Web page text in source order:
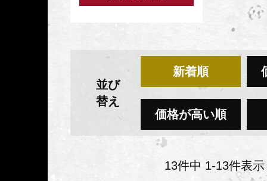
並び
替え
新着順
価格が高い順
13件中 1-13件表示